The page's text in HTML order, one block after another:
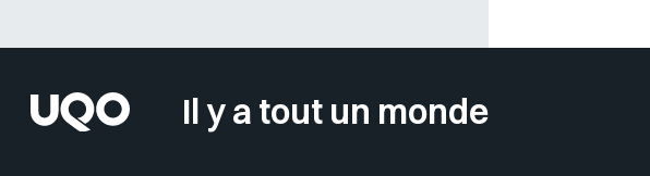
Il y a tout un monde